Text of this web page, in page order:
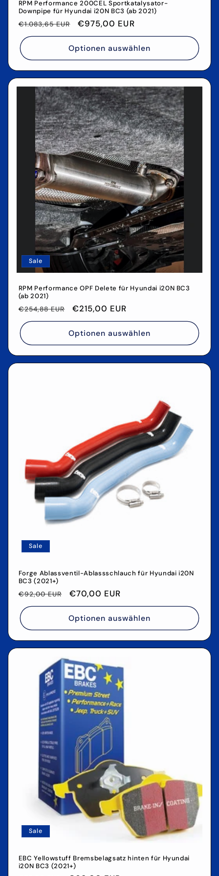
RPM Performance 200CEL Sportkatalysator-
Downpipe für Hyundai i20N BC3 (ab 2021)
Normaler
Preis
€1.083,65 EUR Verkaufspreis
€975,00 EUR
Optionen auswählen
Sale
RPM Performance OPF Delete für Hyundai i20N BC3
(ab 2021)
Normaler
Preis
€254,88 EUR Verkaufspreis
€215,00 EUR
Optionen auswählen
Sale
Forge Ablassventil-Ablassschlauch für Hyundai i20N
BC3 (2021+)
Normaler
Preis
€92,00 EUR Verkaufspreis
€70,00 EUR
Optionen auswählen
Sale
EBC Yellowstuff Bremsbelagsatz hinten für Hyundai
i20N BC3 (2021+)